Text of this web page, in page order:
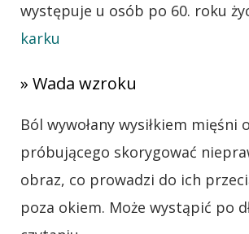
występuje u osób po 60. roku
karku
» Wada wzroku
Ból wywołany wysiłkiem mięśni
próbującego skorygować
obraz, co prowadzi do ich
poza okiem. Może wystąpić po